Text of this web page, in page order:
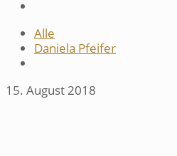
Alle
Daniela Pfeifer
15. August 2018